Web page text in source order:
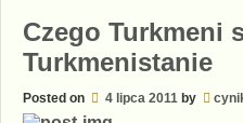
Czego Turkmeni
Turkmenistanie
Posted on 4 lipca 2011 by